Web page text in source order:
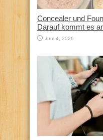
Concealer und
Darauf kommt es
Juni 4, 2026